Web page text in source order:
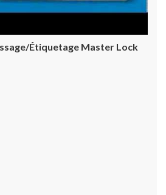
étiquetage Master Lock